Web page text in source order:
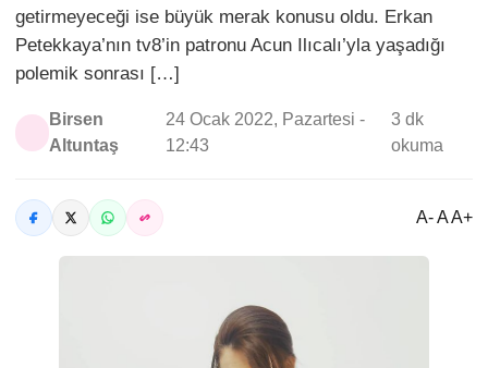
getirmeyeceği ise büyük merak konusu oldu. Erkan
Petekkaya’nın tv8’in patronu Acun Ilıcalı’yla yaşadığı
polemik sonrası […]
Birsen
Altuntaş
24 Ocak 2022, Pazartesi -
12:43
3 dk
okuma
A- A A+